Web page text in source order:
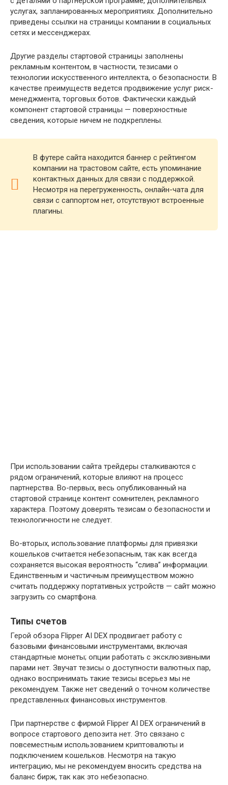
услугах, запланированных мероприятиях. Дополнительно
приведены ссылки на страницы компании в социальных
сетях и мессенджерах.
Другие разделы стартовой страницы заполнены
рекламным контентом, в частности, тезисами о
технологии искусственного интеллекта, о безопасности. В
качестве преимуществ ведется продвижение услуг риск-
менеджмента, торговых ботов. Фактически каждый
компонент стартовой страницы — поверхностные
сведения, которые ничем не подкреплены.
В футере сайта находится баннер с рейтингом
компании на трастовом сайте, есть упоминание
контактных данных для связи с поддержкой.
Несмотря на перегруженность, онлайн-чата для
связи с саппортом нет, отсутствуют встроенные
плагины.
При использовании сайта трейдеры сталкиваются с
рядом ограничений, которые влияют на процесс
партнерства. Во-первых, весь опубликованный на
стартовой странице контент сомнителен, рекламного
характера. Поэтому доверять тезисам о безопасности и
технологичности не следует.
Во-вторых, использование платформы для привязки
кошельков считается небезопасным, так как всегда
сохраняется высокая вероятность “слива” информации.
Единственным и частичным преимуществом можно
считать поддержку портативных устройств — сайт можно
загрузить со смартфона.
Типы счетов
Герой обзора Flipper AI DEX продвигает работу с
базовыми финансовыми инструментами, включая
стандартные монеты; опции работать с эксклюзивными
парами нет. Звучат тезисы о доступности валютных пар,
однако воспринимать такие тезисы всерьез мы не
рекомендуем. Также нет сведений о точном количестве
представленных финансовых инструментов.
При партнерстве с фирмой Flipper AI DEX ограничений в
вопросе стартового депозита нет. Это связано с
повсеместным использованием криптовалюты и
подключением кошельков. Несмотря на такую
интеграцию, мы не рекомендуем вносить средства на
баланс бирж, так как это небезопасно.